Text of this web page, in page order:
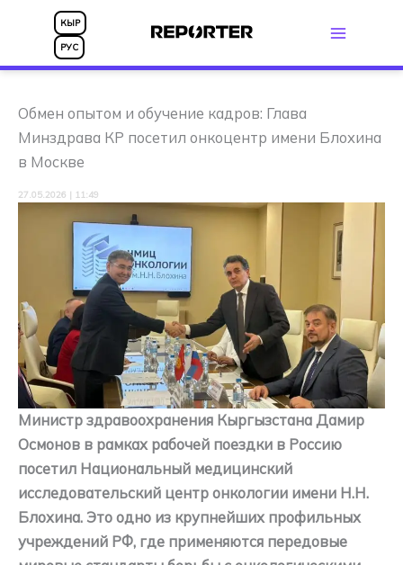
Перейти
содержимому
КЫР
РУС
Обмен опытом и обучение кадров: Глава
Минздрава КР посетил онкоцентр имени Блохина
в Москве
27.05.2026 | 11:49
Министр здравоохранения Кыргызстана Дамир
Осмонов в рамках рабочей поездки в Россию
посетил Национальный медицинский
исследовательский центр онкологии имени Н.Н.
Блохина. Это одно из крупнейших профильных
учреждений РФ, где применяются передовые